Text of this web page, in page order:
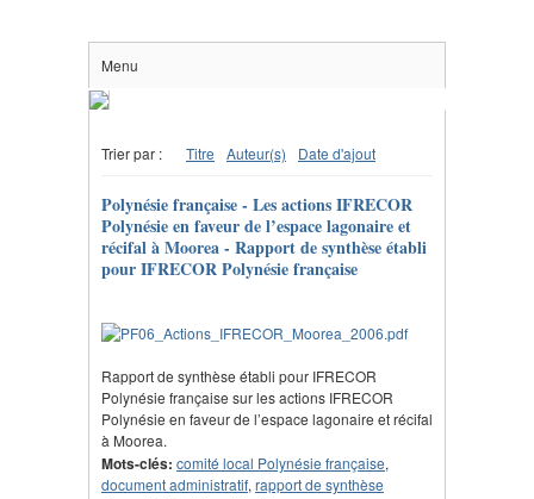
Menu
Trier par : Titre Auteur(s) Date d'ajout
Polynésie française - Les actions IFRECOR
Polynésie en faveur de l’espace lagonaire et
récifal à Moorea - Rapport de synthèse établi
pour IFRECOR Polynésie française
Rapport de synthèse établi pour IFRECOR
Polynésie française sur les actions IFRECOR
Polynésie en faveur de l’espace lagonaire et récifal
à Moorea.
Mots-clés: comité local Polynésie française,
document administratif, rapport de synthèse